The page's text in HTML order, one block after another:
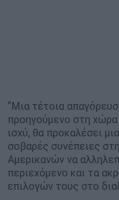
"Μια τέτοια
προηγούμενο στη χώρα
ισχύ, θα προκαλέσει
σοβαρές συνέπειες
Αμερικανών να
περιεχόμενο και τα
επιλογών τους στο